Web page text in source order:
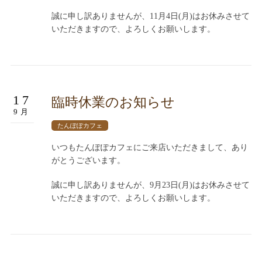
誠に申し訳ありませんが、11月4日(月)はお休みさせて
いただきますので、よろしくお願いします。
17
9月
臨時休業のお知らせ
たんぽぽカフェ
いつもたんぽぽカフェにご来店いただきまして、あり
がとうございます。
誠に申し訳ありませんが、9月23日(月)はお休みさせて
いただきますので、よろしくお願いします。